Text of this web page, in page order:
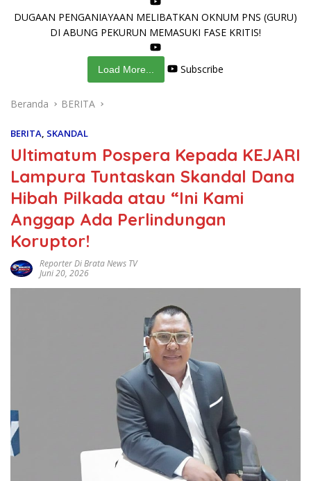
DUGAAN PENGANIAYAAN MELIBATKAN OKNUM PNS (GURU)
DI ABUNG PEKURUN MEMASUKI FASE KRITIS!
Load More... Subscribe
Beranda BERITA
BERITA, SKANDAL
Ultimatum Pospera Kepada KEJARI
Lampura Tuntaskan Skandal Dana
Hibah Pilkada atau “Ini Kami
Anggap Ada Perlindungan
Koruptor!
Reporter Di Brata News TV
Juni 20, 2026